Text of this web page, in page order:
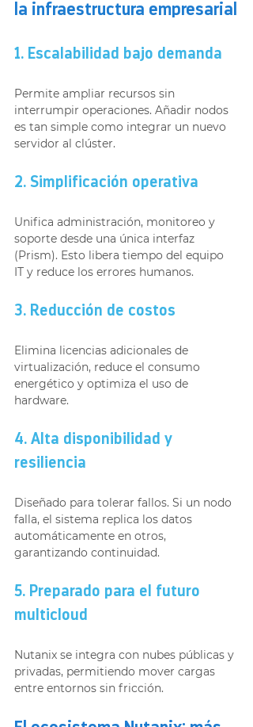
la infraestructura empresarial
1. Escalabilidad bajo demanda
Permite ampliar recursos sin
interrumpir operaciones. Añadir nodos
es tan simple como integrar un nuevo
servidor al clúster.
2. Simplificación operativa
Unifica administración, monitoreo y
soporte desde una única interfaz
(Prism). Esto libera tiempo del equipo
IT y reduce los errores humanos.
3. Reducción de costos
Elimina licencias adicionales de
virtualización, reduce el consumo
energético y optimiza el uso de
hardware.
4. Alta disponibilidad y
resiliencia
Diseñado para tolerar fallos. Si un nodo
falla, el sistema replica los datos
automáticamente en otros,
garantizando continuidad.
5. Preparado para el futuro
multicloud
Nutanix se integra con nubes públicas y
privadas, permitiendo mover cargas
entre entornos sin fricción.